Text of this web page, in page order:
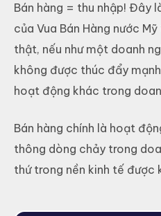
Bán hàng = thu nhập! Đây
của Vua Bán Hàng nước
thật, nếu như một doanh
không được thúc đẩy
hoạt động khác trong
Bán hàng chính là hoạt
thông dòng chảy trong
thứ trong nền kinh tế được